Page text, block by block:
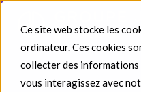
Ce site web stocke les
ordinateur. Ces cookies
collecter des informations
vous interagissez avec